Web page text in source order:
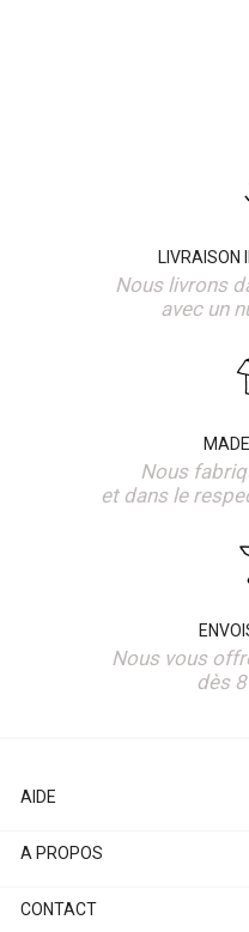
LIVRAISON
Nous livrons
avec un
Nous
et dans le
Nous vous
dès
AIDE
A PROPOS
CONTACT